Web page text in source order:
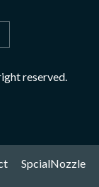
reserved.
SpcialNozzle